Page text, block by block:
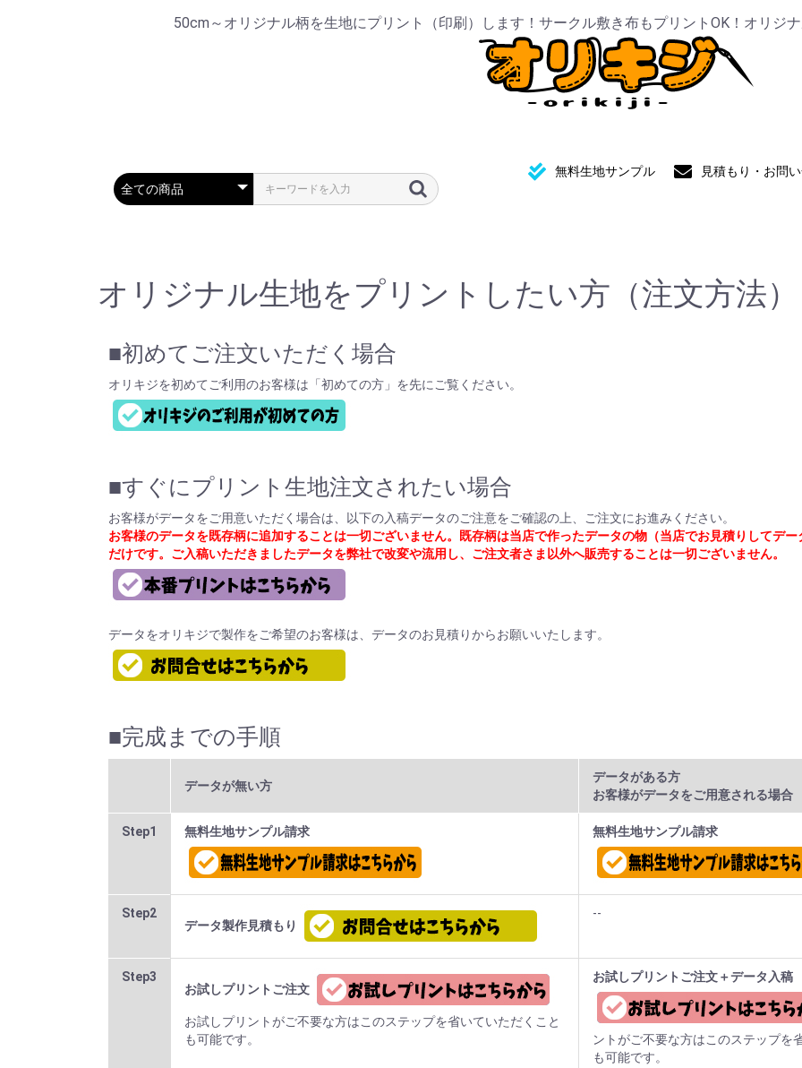
50cm～オリジナル柄を生地にプリント（印刷）します！サークル敷き布もプリントOK！オリジ
無料生地サンプル 見積もり・お問
オリジナル生地をプリントしたい方（注文方法）
■初めてご注文いただく場合
オリキジを初めてご利用のお客様は「初めての方」を先にご覧ください。
■すぐにプリント生地注文されたい場合
お客様がデータをご用意いただく場合は、以下の入稿データのご注意をご確認の上、ご注文にお進みください。
お客様のデータを既存柄に追加することは一切ございません。既存柄は当店で作ったデータの物（当店でお見積りしてデー
だけです。ご入稿いただきましたデータを弊社で改変や流用し、ご注文者さま以外へ販売することは一切ございません。
データをオリキジで製作をご希望のお客様は、データのお見積りからお願いいたします。
■完成までの手順
データが無い方
データがある方
お客様がデータをご用意される場合
Step1 無料生地サンプル請求 無料生地サンプル請求
Step2
データ製作見積もり
--
Step3
お試しプリントご注文
お試しプリントがご不要な方はこのステップを省いていただくこと
も可能です。
お試しプリントご注文＋データ入稿
ントがご不要な方はこのステップを
も可能です。